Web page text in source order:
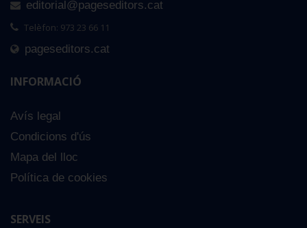
editorial@pageseditors.cat
Telèfon: 973 23 66 11
pageseditors.cat
INFORMACIÓ
Avís legal
Condicions d'ús
Mapa del lloc
Política de cookies
SERVEIS